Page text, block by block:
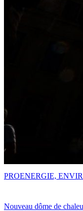
Nouveau dôme de
PROENERGIE,